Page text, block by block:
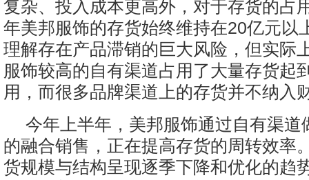
复杂、投入成本更高外，对于存货的占
年美邦服饰的存货始终维持在20亿元以
理解存在产品滞销的巨大风险，但实际
服饰较高的自有渠道占用了大量存货起
用，而很多品牌渠道上的存货并不纳入
今年上半年，美邦服饰通过自有渠道
的融合销售，正在提高存货的周转效率
货规模与结构呈现逐季下降和优化的趋